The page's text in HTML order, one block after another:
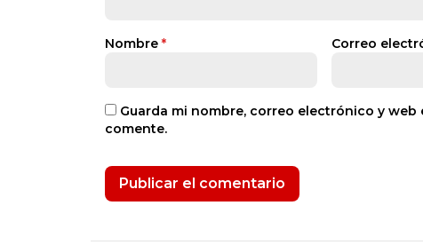
Nombre * Correo
Guarda mi nombre, correo electrónico y
comente.